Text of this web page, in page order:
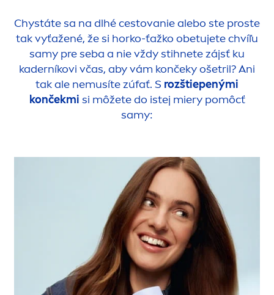
Chystáte sa na dlhé cestovanie alebo ste proste
tak vyťažené, že si horko-ťažko obetujete chvíľu
samy pre seba a nie vždy stihnete zájsť ku
kaderníkovi včas, aby vám končeky ošetril? Ani
tak ale nemusíte zúfať. S rozštiepenými
končekmi si môžete do istej miery pomôcť
samy: